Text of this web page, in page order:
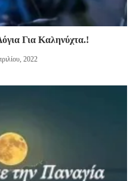
Για Καληνύχτα.!
2022